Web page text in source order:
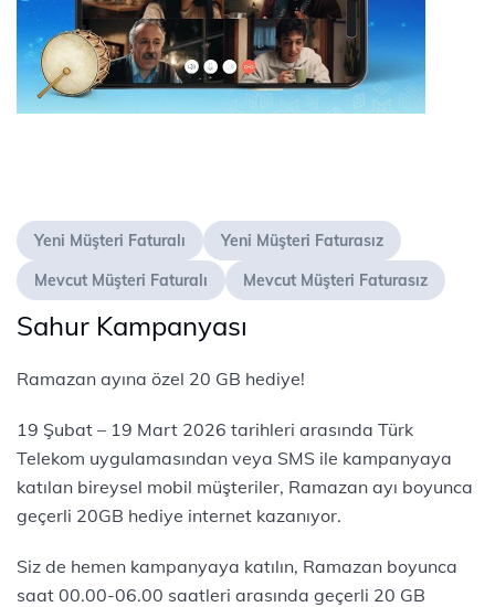
Yeni Müşteri Faturalı
Yeni Müşteri Faturasız
Mevcut Müşteri Faturalı
Mevcut Müşteri Faturasız
Sahur Kampanyası
Ramazan ayına özel 20 GB hediye!
19 Şubat – 19 Mart 2026 tarihleri arasında Türk
Telekom uygulamasından veya SMS ile kampanyaya
katılan bireysel mobil müşteriler, Ramazan ayı boyunca
geçerli 20GB hediye internet kazanıyor.
Siz de hemen kampanyaya katılın, Ramazan boyunca
saat 00.00-06.00 saatleri arasında geçerli 20 GB